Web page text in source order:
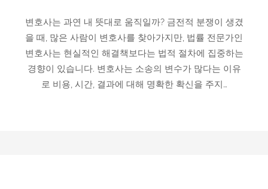
변호사는 과연 내 뜻대로 움직일까? 금전적 분쟁이 생겼
을 때, 많은 사람이 변호사를 찾아가지만, 법률 전문가인
변호사는 현실적인 해결책보다는 법적 절차에 집중하는
경향이 있습니다. 변호사는 소송의 변수가 많다는 이유
로 비용, 시간, 결과에 대해 명확한 확신을 주지…